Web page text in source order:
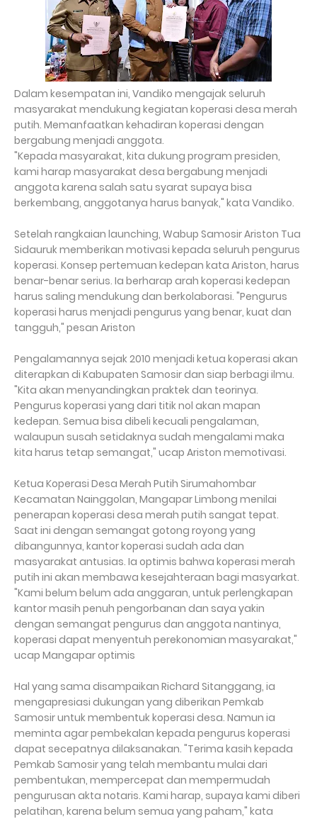
Dalam kesempatan ini, Vandiko mengajak seluruh
masyarakat mendukung kegiatan koperasi desa merah
putih. Memanfaatkan kehadiran koperasi dengan
bergabung menjadi anggota.
"Kepada masyarakat, kita dukung program presiden,
kami harap masyarakat desa bergabung menjadi
anggota karena salah satu syarat supaya bisa
berkembang, anggotanya harus banyak," kata Vandiko.
Setelah rangkaian launching, Wabup Samosir Ariston Tua
Sidauruk memberikan motivasi kepada seluruh pengurus
koperasi. Konsep pertemuan kedepan kata Ariston, harus
benar-benar serius. Ia berharap arah koperasi kedepan
harus saling mendukung dan berkolaborasi. "Pengurus
koperasi harus menjadi pengurus yang benar, kuat dan
tangguh," pesan Ariston
Pengalamannya sejak 2010 menjadi ketua koperasi akan
diterapkan di Kabupaten Samosir dan siap berbagi ilmu.
"Kita akan menyandingkan praktek dan teorinya.
Pengurus koperasi yang dari titik nol akan mapan
kedepan. Semua bisa dibeli kecuali pengalaman,
walaupun susah setidaknya sudah mengalami maka
kita harus tetap semangat," ucap Ariston memotivasi.
Ketua Koperasi Desa Merah Putih Sirumahombar
Kecamatan Nainggolan, Mangapar Limbong menilai
penerapan koperasi desa merah putih sangat tepat.
Saat ini dengan semangat gotong royong yang
dibangunnya, kantor koperasi sudah ada dan
masyarakat antusias. Ia optimis bahwa koperasi merah
putih ini akan membawa kesejahteraan bagi masyarkat.
"Kami belum belum ada anggaran, untuk perlengkapan
kantor masih penuh pengorbanan dan saya yakin
dengan semangat pengurus dan anggota nantinya,
koperasi dapat menyentuh perekonomian masyarakat,"
ucap Mangapar optimis
Hal yang sama disampaikan Richard Sitanggang, ia
mengapresiasi dukungan yang diberikan Pemkab
Samosir untuk membentuk koperasi desa. Namun ia
meminta agar pembekalan kepada pengurus koperasi
dapat secepatnya dilaksanakan. "Terima kasih kepada
Pemkab Samosir yang telah membantu mulai dari
pembentukan, mempercepat dan mempermudah
pengurusan akta notaris. Kami harap, supaya kami diberi
pelatihan, karena belum semua yang paham," kata